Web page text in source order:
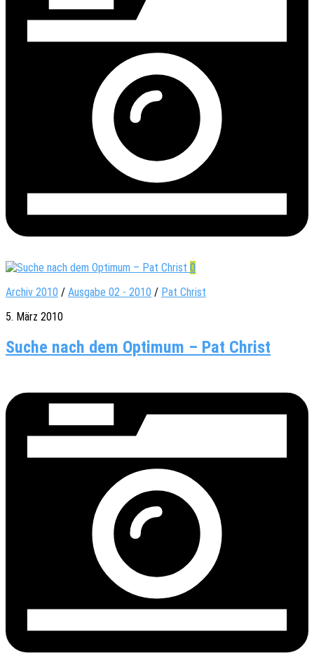
0
Archiv 2010 / Ausgabe 02 - 2010 / Pat Christ
5. März 2010
Suche nach dem Optimum – Pat Christ